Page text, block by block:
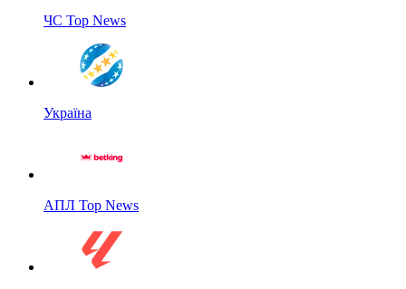
ЧС Top News
Україна
АПЛ Top News